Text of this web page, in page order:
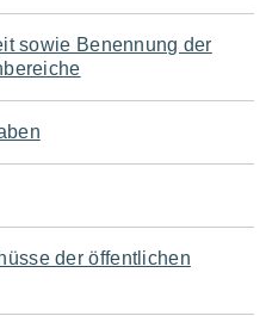
sowie Benennung der
der öffentlichen